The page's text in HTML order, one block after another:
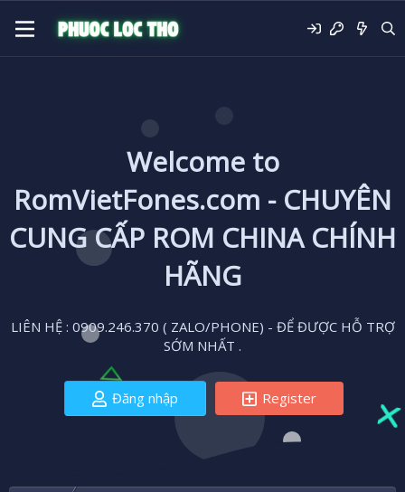
Welcome to
RomVietFones.com - CHUYÊN
CUNG CẤP ROM CHINA CHÍNH
HÃNG
LIÊN HỆ : 0909.246.370 ( ZALO/PHONE) - ĐỂ ĐƯỢC HỖ TRỢ
SỚM NHẤT .
Đăng nhập Register